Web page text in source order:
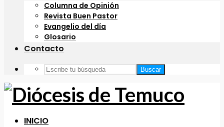
Columna de Opinión
Revista Buen Pastor
Evangelio del día
Glosario
Contacto
Buscar
INICIO